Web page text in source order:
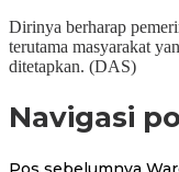
Dirinya berharap
terutama masyarakat
ditetapkan. (DAS)
Navigasi